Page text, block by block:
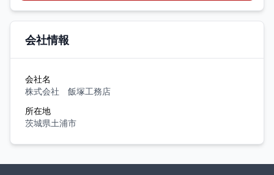
会社情報
会社名
株式会社 飯塚工務店
所在地
茨城県土浦市